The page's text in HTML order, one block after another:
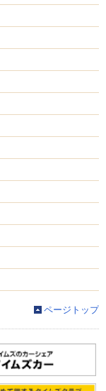
ページトップ